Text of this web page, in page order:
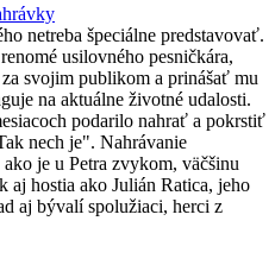
netreba špeciálne predstavovať.
usilovného pesničkára,
svojim publikom a prinášať mu
na aktuálne životné udalosti.
podarilo nahrať a pokrstiť
nech je". Nahrávanie
je u Petra zvykom, väčšinu
aj hostia ako Julián Ratica, jeho
aj bývalí spolužiaci, herci z